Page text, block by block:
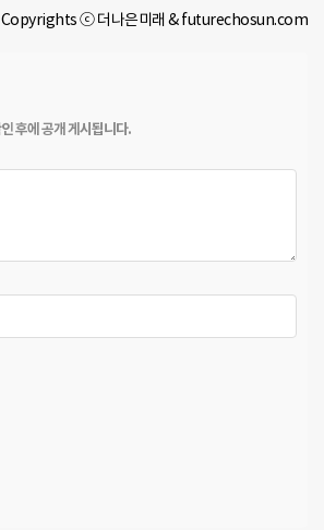
Copyrights ⓒ 더나은미래 & futurechosun.com